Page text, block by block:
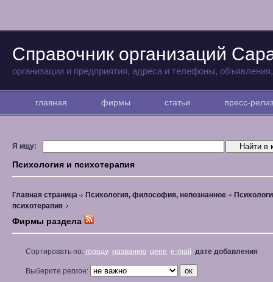
Справочник организаций
организации и предприятия, адреса и телефоны,
главная фирмы статьи пресс-
Я ищу:
Психология и психотерапия
Главная страница Психология, философия, непознанное
психотерапия
Фирмы раздела
Сортировать по: городу названию цене e-mail дате добавления
Выберите регион: